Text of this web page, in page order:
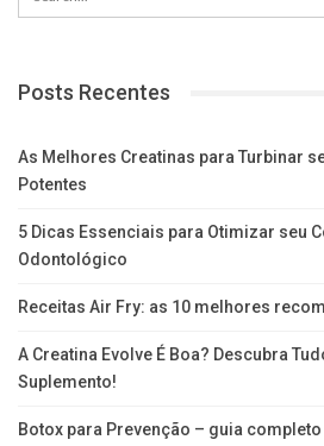
Posts Recentes
As Melhores Creatinas para Turbinar
Potentes
5 Dicas Essenciais para Otimizar seu
Odontológico
Receitas Air Fry: as 10 melhores
A Creatina Evolve É Boa? Descubra
Suplemento!
Botox para Prevenção – guia